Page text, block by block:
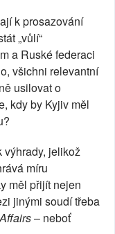
k prosazování
„vůlí“
a Ruské federaci
všichni relevantní
usilovat o
kdy by Kyjiv měl
výhrady, jelikož
míru
měl přijít nejen
jinými soudí třeba
– neboť